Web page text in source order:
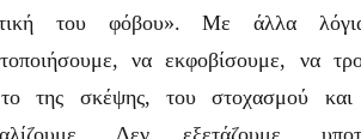
του φόβου». Με άλλα
να εκφοβίσουμε, να
της σκέψης, του στοχασμού